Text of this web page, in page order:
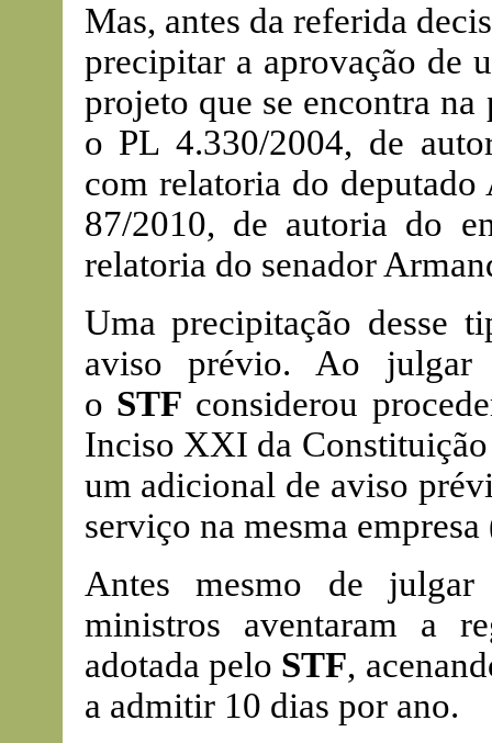
Mas, antes da referida
precipitar a aprovação de
projeto que se encontra na
o PL 4.330/2004, de
com relatoria do
87/2010, de autoria do
relatoria do senador
Uma precipitação desse
aviso prévio. Ao julgar
o STF considerou
Inciso XXI da
um adicional de aviso
serviço na mesma
Antes mesmo de
ministros aventaram a
adotada pelo STF,
a admitir 10 dias por ano.